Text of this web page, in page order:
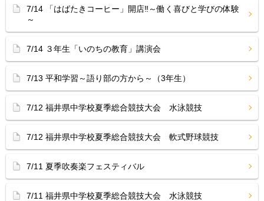
7/14 「はばたきコーヒー」開店‼︎～働く喜びと学びの体験
～
7/14 ３年生「いのちの教育」講演会
7/13 平和学習～語り部の方から～（3年生）
7/12 福井県中学校夏季総合競技大会 水泳競技
7/12 福井県中学校夏季総合競技大会 軟式野球競技
7/11 夏季吹奏楽フェスティバル
7/11 福井県中学校夏季総合競技大会 水泳競技